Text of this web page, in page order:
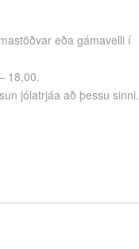
eða gámavelli í
18,00.
jólatrjáa að þessu sinni.